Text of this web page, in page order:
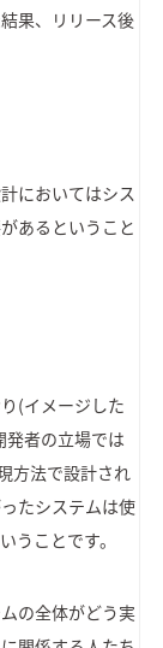
果、リリース後
においてはシス
あるということ
(イメージした
者の立場では
方法で設計され
たシステムは使
うことです。
の全体がどう実